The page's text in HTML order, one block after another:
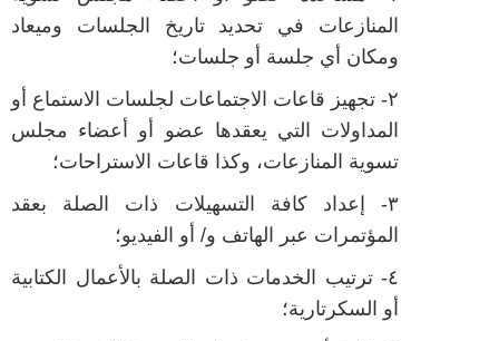
المنازعات في تحديد تاريخ الجلسات وميعاد
ومكان أي جلسة أو جلسات؛
٢- تجهيز قاعات الاجتماعات لجلسات الاستماع أو
المداولات التي يعقدها عضو أو أعضاء مجلس
تسوية المنازعات، وكذا قاعات الاستراحات؛
٣- إعداد كافة التسهيلات ذات الصلة بعقد
المؤتمرات عبر الهاتف و/ أو الفيديو؛
٤- ترتيب الخدمات ذات الصلة بالأعمال الكتابية
أو السكرتارية؛